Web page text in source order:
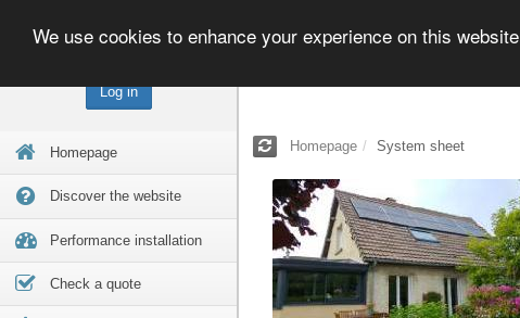
Log in
Homepage
Discover the website
Performance installation
Check a quote
We use cookies to enhance your experience on this website
Homepage System sheet